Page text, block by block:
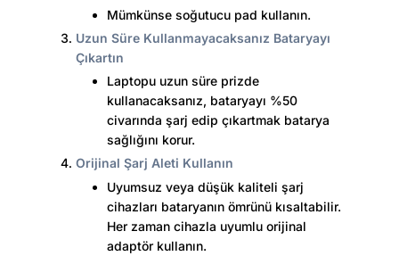
Mümkünse soğutucu pad kullanın.
Uzun Süre Kullanmayacaksanız Bataryayı
Çıkartın
Laptopu uzun süre prizde
kullanacaksanız, bataryayı %50
civarında şarj edip çıkartmak batarya
sağlığını korur.
Orijinal Şarj Aleti Kullanın
Uyumsuz veya düşük kaliteli şarj
cihazları bataryanın ömrünü kısaltabilir.
Her zaman cihazla uyumlu orijinal
adaptör kullanın.